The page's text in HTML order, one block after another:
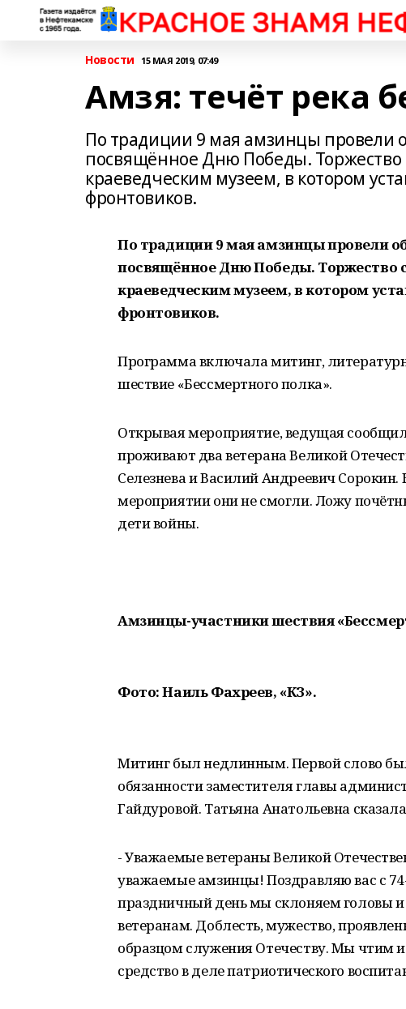
Новости 15 МАЯ 2019, 07:49
Амзя: течёт река
По традиции 9 мая амзинцы провели
посвящённое Дню Победы. Торжество
краеведческим музеем, в котором
фронтовиков.
По традиции 9 мая амзинцы провели
посвящённое Дню Победы. Торжество
краеведческим музеем, в котором
фронтовиков.
Программа включала митинг,
шествие «Бессмертного полка».
Открывая мероприятие, ведущая
проживают два ветерана Великой
Селезнева и Василий Андреевич
мероприятии они не смогли. Ложу
дети войны.
Амзинцы-участники шествия
Фото: Наиль Фахреев, «КЗ».
Митинг был недлинным. Первой слово
обязанности заместителя главы
Гайдуровой. Татьяна Анатольевна
- Уважаемые ветераны Великой
уважаемые амзинцы! Поздравляю вас с
праздничный день мы склоняем головы
ветеранам. Доблесть, мужество,
образцом служения Отечеству. Мы чтим
средство в деле патриотического